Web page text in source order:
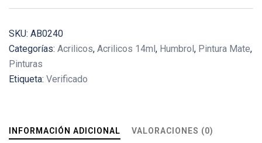
(Matt)
14ml
cantidad
SKU: AB0240
Categorías: Acrilicos, Acrilicos 14ml, Humbrol, Pintura Mate,
Pinturas
Etiqueta: Verificado
INFORMACIÓN ADICIONAL VALORACIONES (0)